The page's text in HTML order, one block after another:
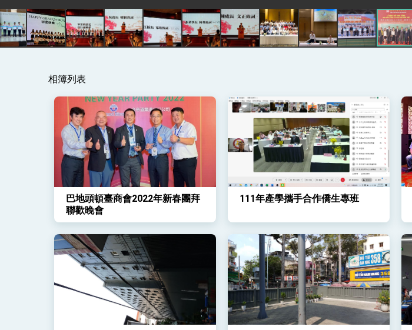
外交部長林佳龍主持第35次「參與亞太經濟合作策略小組」跨部會會議
民調顯示多數國人滿意政府外交表現，高度支持「總合外交」與台歐美日關係深化
變局中 奮起的新臺灣 總統發表國慶演說
總統發表執政周年談話 盼面對未來挑戰 堅持團結 迎風轉型 穩健前行
賴總統就職演說影片
總統重要談話
外交部重要言論
相簿列表
巴地頭頓臺商會2022年新春團拜
聯歡晚會
111年產學攜手合作僑生專班